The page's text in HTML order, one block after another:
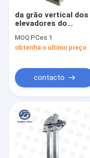
produtos
Quem Somos
da grão vertical dos
elevadores do
materiais de 0.75kw
15tph elevador de
MOQ:PCes 1
obtenha o ultimo preço
contacto